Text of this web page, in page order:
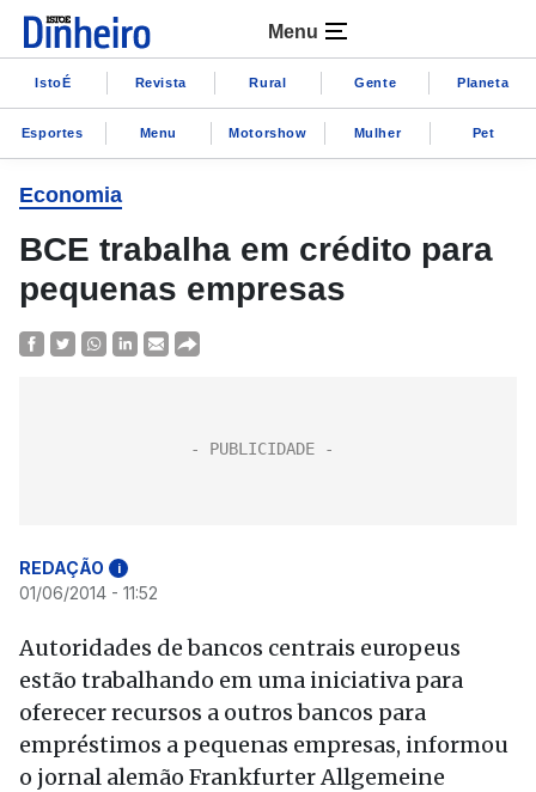
Menu
IstoÉ Revista Rural Gente Planeta
Esportes Menu Motorshow Mulher Pet
Economia
BCE trabalha em crédito para
pequenas empresas
REDAÇÃO i
01/06/2014 - 11:52
Autoridades de bancos centrais europeus
estão trabalhando em uma iniciativa para
oferecer recursos a outros bancos para
empréstimos a pequenas empresas, informou
o jornal alemão Frankfurter Allgemeine